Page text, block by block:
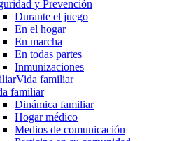
y Prevención
Durante el juego
En el hogar
En marcha
En todas partes
Inmunizaciones
Vida familiar
familiar
Dinámica familiar
Hogar médico
Medios de comunicación